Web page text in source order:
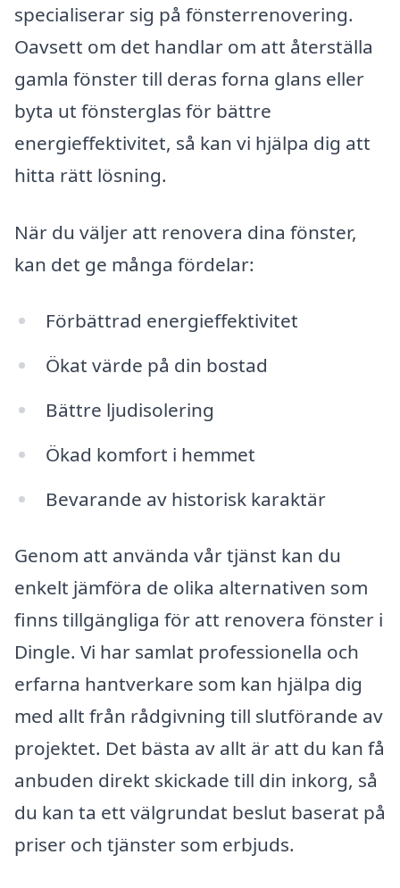
specialiserar sig på fönsterrenovering.
Oavsett om det handlar om att återställa
gamla fönster till deras forna glans eller
byta ut fönsterglas för bättre
energieffektivitet, så kan vi hjälpa dig att
hitta rätt lösning.
När du väljer att renovera dina fönster,
kan det ge många fördelar:
Förbättrad energieffektivitet
Ökat värde på din bostad
Bättre ljudisolering
Ökad komfort i hemmet
Bevarande av historisk karaktär
Genom att använda vår tjänst kan du
enkelt jämföra de olika alternativen som
finns tillgängliga för att renovera fönster i
Dingle. Vi har samlat professionella och
erfarna hantverkare som kan hjälpa dig
med allt från rådgivning till slutförande av
projektet. Det bästa av allt är att du kan få
anbuden direkt skickade till din inkorg, så
du kan ta ett välgrundat beslut baserat på
priser och tjänster som erbjuds.